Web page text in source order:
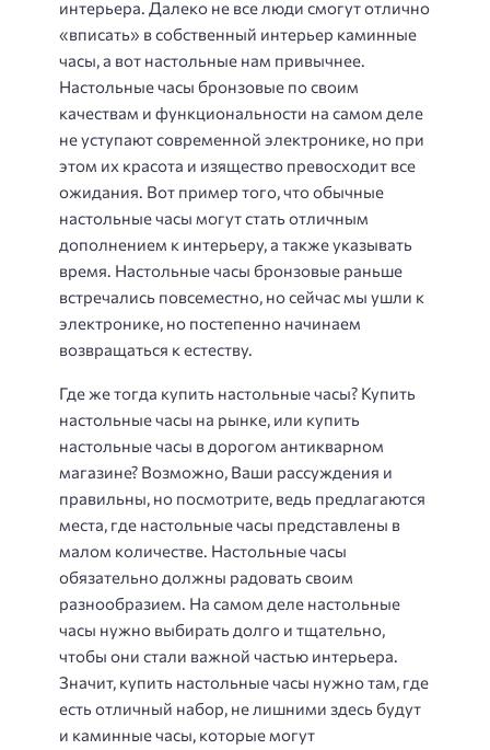
интерьера. Далеко не все люди смогут отлично
«вписать» в собственный интерьер каминные
часы, а вот настольные нам привычнее.
Настольные часы бронзовые по своим
качествам и функциональности на самом деле
не уступают современной электронике, но при
этом их красота и изящество превосходит все
ожидания. Вот пример того, что обычные
настольные часы могут стать отличным
дополнением к интерьеру, а также указывать
время. Настольные часы бронзовые раньше
встречались повсеместно, но сейчас мы ушли к
электронике, но постепенно начинаем
возвращаться к естеству.
Где же тогда купить настольные часы? Купить
настольные часы на рынке, или купить
настольные часы в дорогом антикварном
магазине? Возможно, Ваши рассуждения и
правильны, но посмотрите, ведь предлагаются
места, где настольные часы представлены в
малом количестве. Настольные часы
обязательно должны радовать своим
разнообразием. На самом деле настольные
часы нужно выбирать долго и тщательно,
чтобы они стали важной частью интерьера.
Значит, купить настольные часы нужно там, где
есть отличный набор, не лишними здесь будут
и каминные часы, которые могут